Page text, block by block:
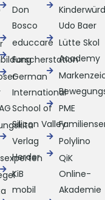
Don
Bosco
educcare
Forscherstation
German
International
School of
Silicon Valley
Verlag
Herder
KiB
mobil
Udo Baer
Lütte Skol
Academy
PME
Polylino
QiK
Online-
Akademie